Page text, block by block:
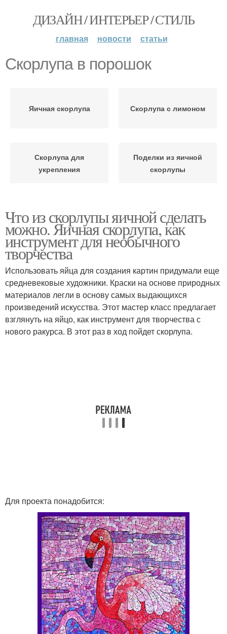
ДИЗАЙН / ИНТЕРЬЕР / СТИЛЬ
главная новости статьи
Скорлупа в порошок
Яичная скорлупа Скорлупа с лимоном
Скорлупа для
укрепления
Поделки из яичной
скорлупы
Что из скорлупы яичной сделать
можно. Яичная скорлупа, как
инструмент для необычного
творчества
Использовать яйца для создания картин придумали еще
средневековые художники. Краски на основе природных
материалов легли в основу самых выдающихся
произведений искусства. Этот мастер класс предлагает
взглянуть на яйцо, как инструмент для творчества с
нового ракурса. В этот раз в ход пойдет скорлупа.
Для проекта понадобится: